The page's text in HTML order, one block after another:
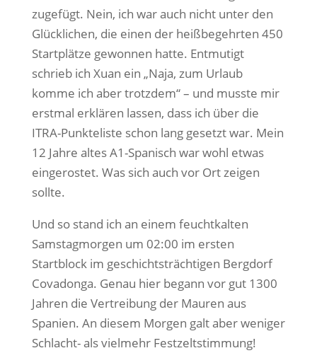
zugefügt. Nein, ich war auch nicht unter den
Glücklichen, die einen der heißbegehrten 450
Startplätze gewonnen hatte. Entmutigt
schrieb ich Xuan ein „Naja, zum Urlaub
komme ich aber trotzdem“ – und musste mir
erstmal erklären lassen, dass ich über die
ITRA-Punkteliste schon lang gesetzt war. Mein
12 Jahre altes A1-Spanisch war wohl etwas
eingerostet. Was sich auch vor Ort zeigen
sollte.
Und so stand ich an einem feuchtkalten
Samstagmorgen um 02:00 im ersten
Startblock im geschichtsträchtigen Bergdorf
Covadonga. Genau hier begann vor gut 1300
Jahren die Vertreibung der Mauren aus
Spanien. An diesem Morgen galt aber weniger
Schlacht- als vielmehr Festzeltstimmung!